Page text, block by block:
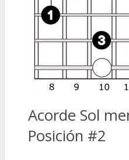
Acorde Sol
Posición #2